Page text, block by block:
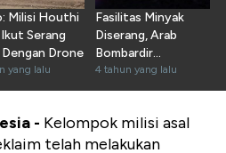
Milisi Houthi
Serang
Dengan Drone
yang lalu
Fasilitas Minyak
Diserang, Arab
Bombardir
Kelompok Houthi
4 tahun yang lalu
- Kelompok milisi asal
telah melakukan